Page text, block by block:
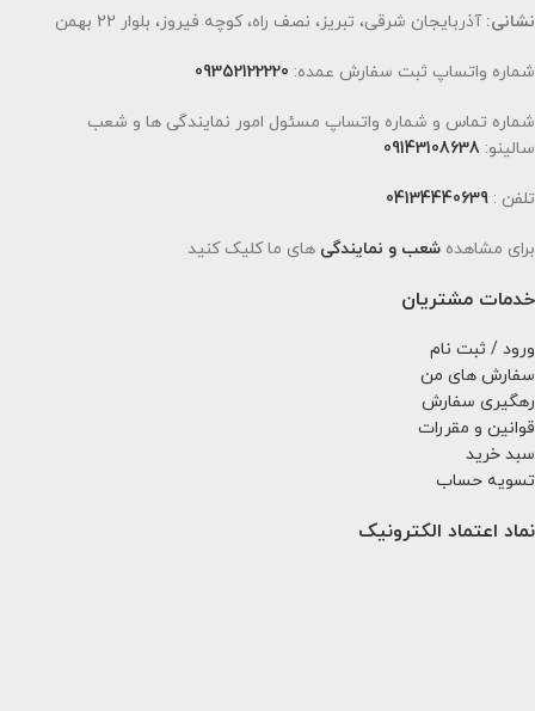
نشانی: آذربایجان شرقی، تبریز، نصف راه، کوچه فیروز، بلوار 22 بهمن
شماره واتساپ ثبت سفارش عمده: 09352122220
شماره تماس و شماره واتساپ مسئول امور نمایندگی ها و شعب
سالینو: 09143108638
تلفن : 04134440639
برای مشاهده شعب و نمایندگی های ما کلیک کنید
خدمات مشتریان
ورود / ثبت نام
سفارش های من
رهگیری سفارش
قوانین و مقررات
سبد خرید
تسویه حساب
نماد اعتماد الکترونیک